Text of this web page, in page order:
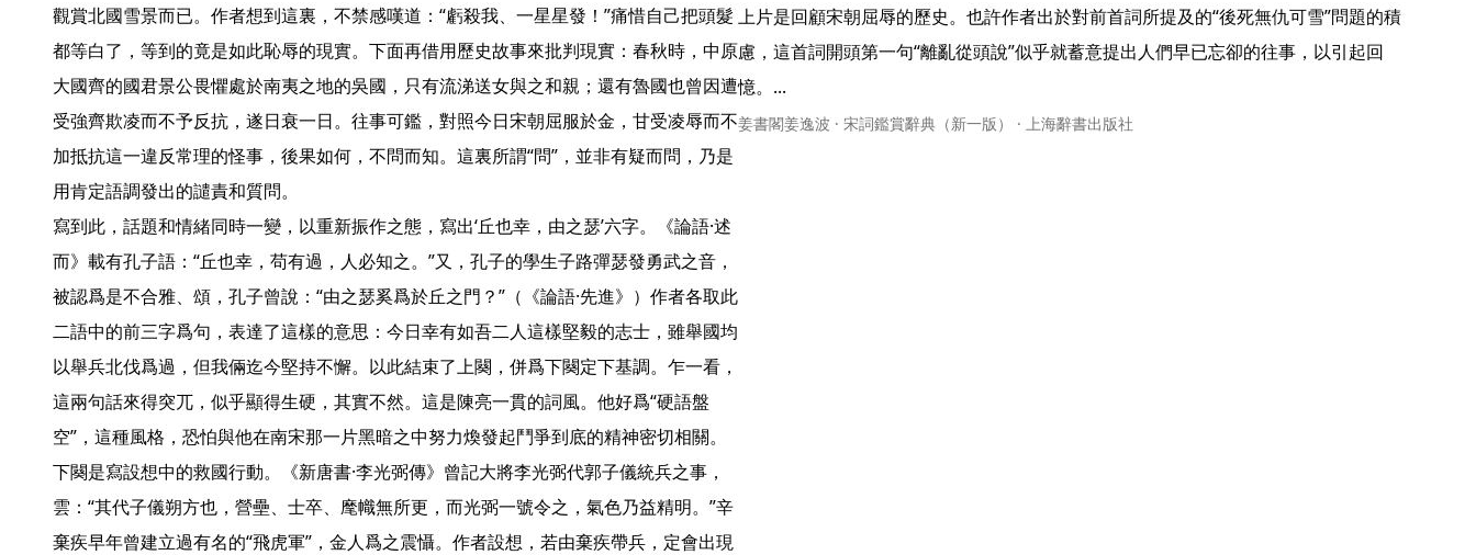
觀賞北國雪景而已。作者想到這裏，不禁感嘆道：“虧殺我、一星星發！”痛惜自己把頭髮
都等白了，等到的竟是如此恥辱的現實。下面再借用歷史故事來批判現實：春秋時，中原
大國齊的國君景公畏懼處於南夷之地的吳國，只有流涕送女與之和親；還有魯國也曾因遭
受強齊欺凌而不予反抗，遂日衰一日。往事可鑑，對照今日宋朝屈服於金，甘受凌辱而不
加抵抗這一違反常理的怪事，後果如何，不問而知。這裏所謂“問”，並非有疑而問，乃是
用肯定語調發出的譴責和質問。
寫到此，話題和情緒同時一變，以重新振作之態，寫出‘丘也幸，由之瑟’六字。《論語·述
而》載有孔子語：“丘也幸，苟有過，人必知之。”又，孔子的學生子路彈瑟發勇武之音，
被認爲是不合雅、頌，孔子曾說：“由之瑟奚爲於丘之門？”（《論語·先進》）作者各取此
二語中的前三字爲句，表達了這樣的意思：今日幸有如吾二人這樣堅毅的志士，雖舉國均
以舉兵北伐爲過，但我倆迄今堅持不懈。以此結束了上闋，併爲下闋定下基調。乍一看，
這兩句話來得突兀，似乎顯得生硬，其實不然。這是陳亮一貫的詞風。他好爲“硬語盤
空”，這種風格，恐怕與他在南宋那一片黑暗之中努力煥發起鬥爭到底的精神密切相關。
下闋是寫設想中的救國行動。《新唐書·李光弼傳》曾記大將李光弼代郭子儀統兵之事，
雲：“其代子儀朔方也，營壘、士卒、麾幟無所更，而光弼一號令之，氣色乃益精明。”辛
棄疾早年曾建立過有名的“飛虎軍”，金人爲之震懾。作者設想，若由棄疾帶兵，定會出現
上片是回顧宋朝屈辱的歷史。也許作者出於對前首詞所提及的“後死無仇可雪”問題的積
慮，這首詞開頭第一句“離亂從頭說”似乎就蓄意提出人們早已忘卻的往事，以引起回
憶。...
姜書閣姜逸波 · 宋詞鑑賞辭典（新一版） · 上海辭書出版社